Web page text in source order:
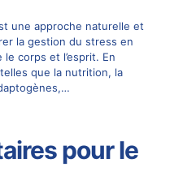
une approche naturelle et
la gestion du stress en
le corps et l’esprit. En
que la nutrition, la
pour le